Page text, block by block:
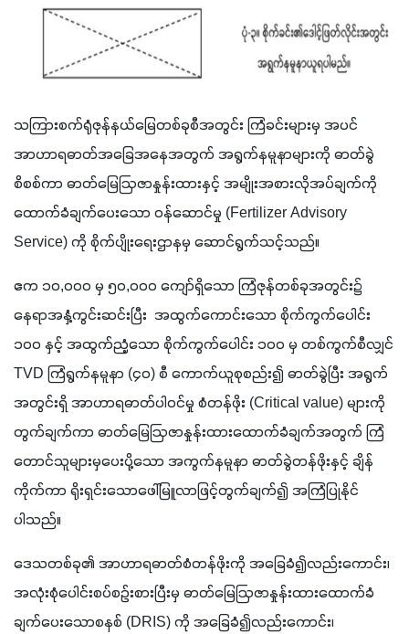
သကြားစက်ရုံဇုန်နယ်မြေတစ်ခုစီအတွင်း ကြံခင်းများမှ အပင်
အာဟာရဓာတ်အခြေအနေအတွက် အရွက်နမူနာများကို ဓာတ်ခွဲ
စိစစ်ကာ ဓာတ်မြေဩဇာနှုန်းထားနှင့် အမျိုးအစားလိုအပ်ချက်ကို
ထောက်ခံချက်ပေးသော ဝန်ဆောင်မှု (Fertilizer Advisory
Service) ကို စိုက်ပျိုးရေးဌာနမှ ဆောင်ရွက်သင့်သည်။
ဧက ၁၀,၀၀၀ မှ ၅၀,၀၀၀ ကျော်ရှိသော ကြံဇုန်တစ်ခုအတွင်း၌
နေရာအနှံ့ကွင်းဆင်းပြီး  အထွက်ကောင်းသော စိုက်ကွက်ပေါင်း
၁၀၀ နှင့် အထွက်ညံ့သော စိုက်ကွက်ပေါင်း ၁၀၀ မှ တစ်ကွက်စီလျှင်
TVD ကြံရွက်နမူနာ (၄၀) စီ ကောက်ယူစုစည်း၍ ဓာတ်ခွဲပြီး အရွက်
အတွင်းရှိ အာဟာရဓာတ်ပါဝင်မှု စံတန်ဖိုး (Critical value) များကို
တွက်ချက်ကာ ဓာတ်မြေဩဇာနှုန်းထားထောက်ခံချက်အတွက် ကြံ
တောင်သူများမှပေးပို့သော အကွက်နမူနာ ဓာတ်ခွဲတန်ဖိုးနှင့် ချိန်
ကိုက်ကာ ရိုးရှင်းသောဖေါ်မြူလာဖြင့်တွက်ချက်၍ အကြံပြုနိုင်
ပါသည်။
ဒေသတစ်ခု၏ အာဟာရဓာတ်စံတန်ဖိုးကို အခြေခံ၍လည်းကောင်း၊
အလုံးစုံပေါင်းစပ်စဉ်းစားပြီးမှ ဓာတ်မြေဩဇာနှုန်းထားထောက်ခံ
ချက်ပေးသောစနစ် (DRIS) ကို အခြေခံ၍လည်းကောင်း၊